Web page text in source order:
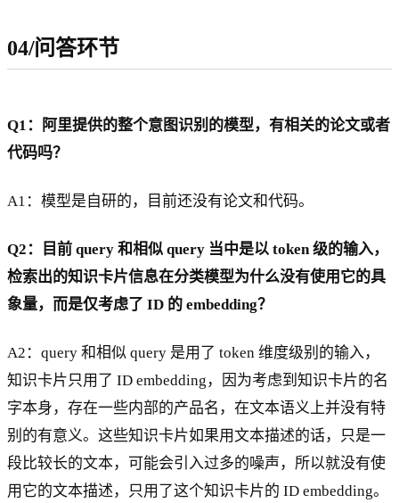
04/问答环节
Q1：阿里提供的整个意图识别的模型，有相关的论文或者
代码吗？
A1：模型是自研的，目前还没有论文和代码。
Q2：目前 query 和相似 query 当中是以 token 级的输入，
检索出的知识卡片信息在分类模型为什么没有使用它的具
象量，而是仅考虑了 ID 的 embedding？
A2：query 和相似 query 是用了 token 维度级别的输入，
知识卡片只用了 ID embedding，因为考虑到知识卡片的名
字本身，存在一些内部的产品名，在文本语义上并没有特
别的有意义。这些知识卡片如果用文本描述的话，只是一
段比较长的文本，可能会引入过多的噪声，所以就没有使
用它的文本描述，只用了这个知识卡片的 ID embedding。